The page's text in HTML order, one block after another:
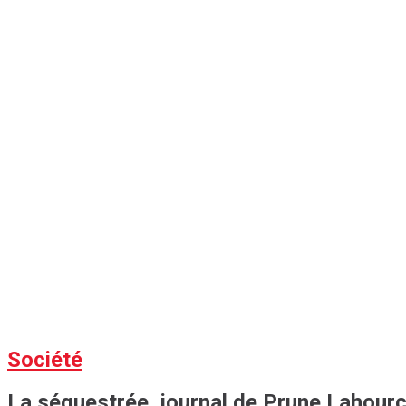
Société